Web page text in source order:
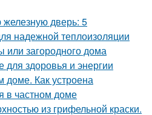
железную дверь: 5
надежной теплоизоляции
или загородного дома
для здоровья и энергии
доме. Как устроена
в частном доме
из грифельной краски.